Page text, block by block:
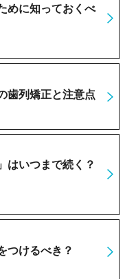
めに知っておくべ
歯列矯正と注意点
はいつまで続く？
つけるべき？